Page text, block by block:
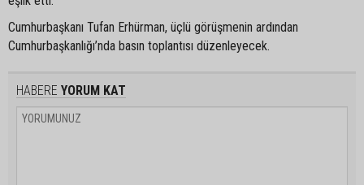
Cumhurbaşkanı Tufan Erhürman, üçlü görüşmenin ardından
Cumhurbaşkanlığı’nda basın toplantısı düzenleyecek.
HABERE YORUM KAT